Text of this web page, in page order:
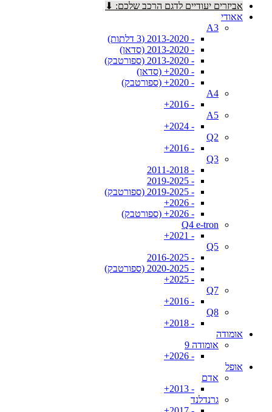
אביזרים יעודיים לדגם הרכב שלכם: ⬇
אאודי
A3
- 2013-2020 (3 דלתות)
- 2013-2020 (סדאן)
- 2013-2020 (ספורטבק)
- 2020+ (סדאן)
- 2020+ (ספורטבק)
A4
- 2016+
A5
- 2024+
Q2
- 2016+
Q3
- 2011-2018
- 2019-2025
- 2019-2025 (ספורטבק)
- 2026+
- 2026+ (ספורטבק)
Q4 e-tron
- 2021+
Q5
- 2016-2025
- 2020-2025 (ספורטבק)
- 2025+
Q7
- 2016+
Q8
- 2018+
אומודה
אומודה 9
- 2026+
אופל
אדם
- 2013+
גרנדלנד